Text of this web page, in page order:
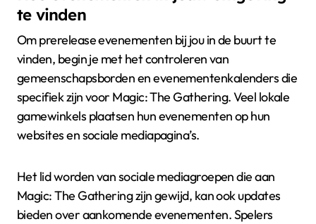
te vinden
Om prerelease evenementen bij jou in de buurt te
vinden, begin je met het controleren van
gemeenschapsborden en evenementenkalenders die
specifiek zijn voor Magic: The Gathering. Veel lokale
gamewinkels plaatsen hun evenementen op hun
websites en sociale mediapagina’s.
Het lid worden van sociale mediagroepen die aan
Magic: The Gathering zijn gewijd, kan ook updates
bieden over aankomende evenementen. Spelers